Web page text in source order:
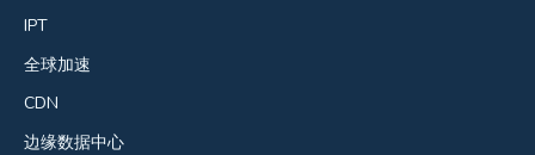
IPT
全球加速
CDN
边缘数据中心